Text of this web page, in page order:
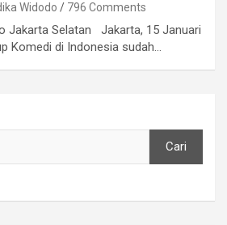
Widodo 796 Comments
Jakarta Selatan Jakarta, 15 Januari
Komedi di Indonesia sudah…
Cari